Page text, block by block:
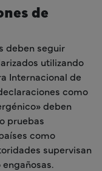
de
deben seguir
utilizando
Internacional de
como
deben
pruebas
como
supervisan